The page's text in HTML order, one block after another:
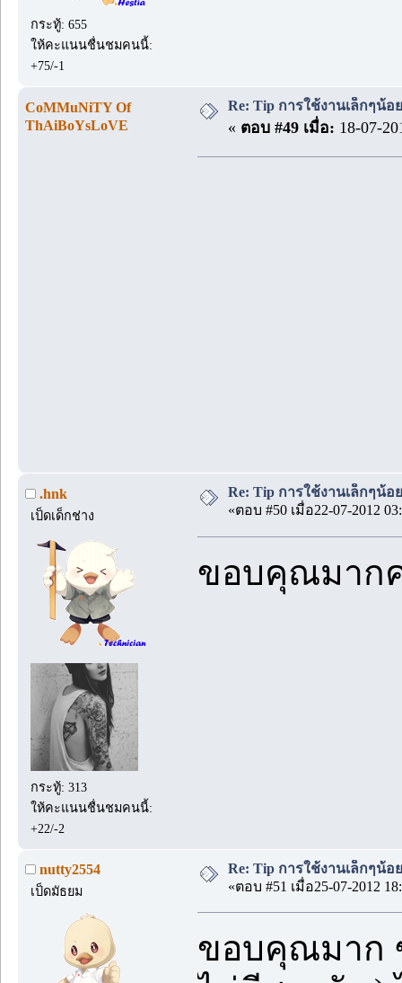
กระทู้: 655
ให้คะแนนชื่นชมคนนี้:
+75/-1
CoMMuNiTY Of
ThAiBoYsLoVE
Re: Tip การใช้งานเล็กๆน้อ
« ตอบ #49 เมื่อ: 18-07-
.hnk
เป็ดเด็กช่าง
กระทู้: 313
ให้คะแนนชื่นชมคนนี้:
+22/-2
Re: Tip การใช้งานเล็กๆน้อ
«ตอบ #50 เมื่อ22-07-2012
ขอบคุณมาก
nutty2554
เป็ดมัธยม
Re: Tip การใช้งานเล็กๆน้อ
«ตอบ #51 เมื่อ25-07-2012
ขอบคุณมาก